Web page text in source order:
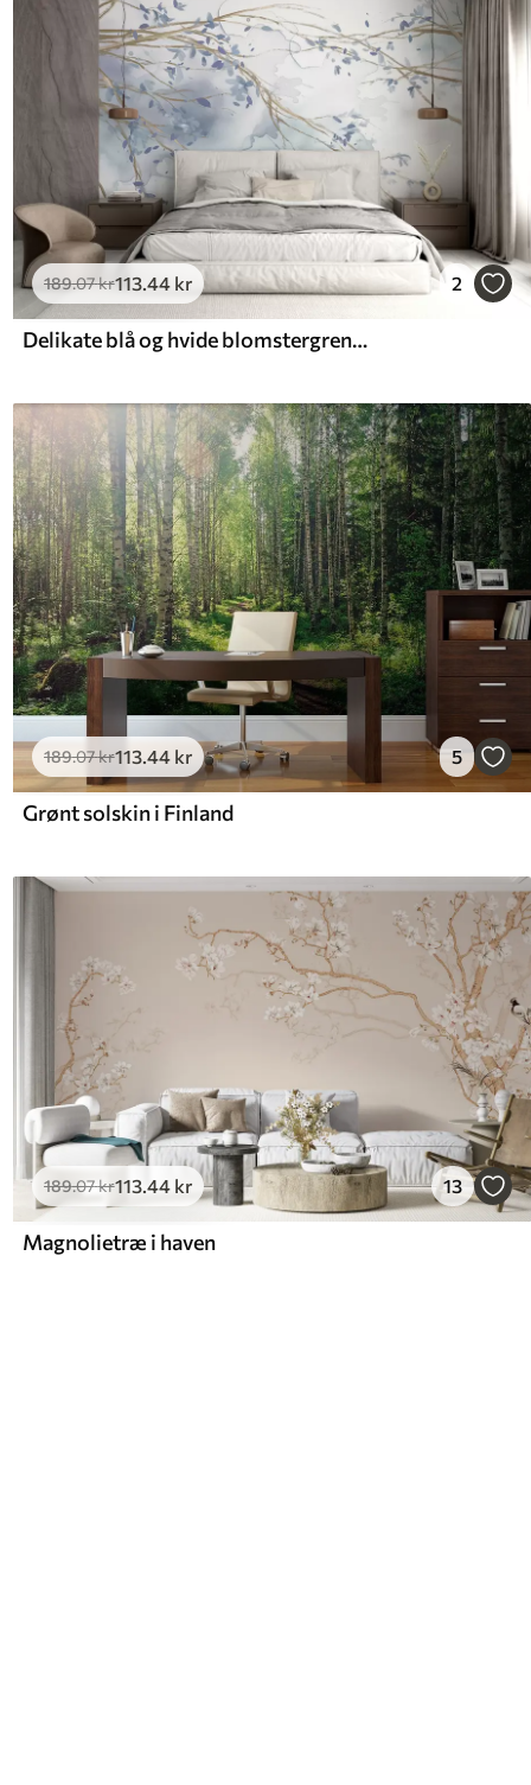
189.07kr113.44 kr 2
Delikate blå og hvide blomstergrene med blød, sløret akvarelbaggrund
189.07kr113.44 kr 5
Grønt solskin i Finland
189.07kr113.44 kr 13
Magnolietræ i haven